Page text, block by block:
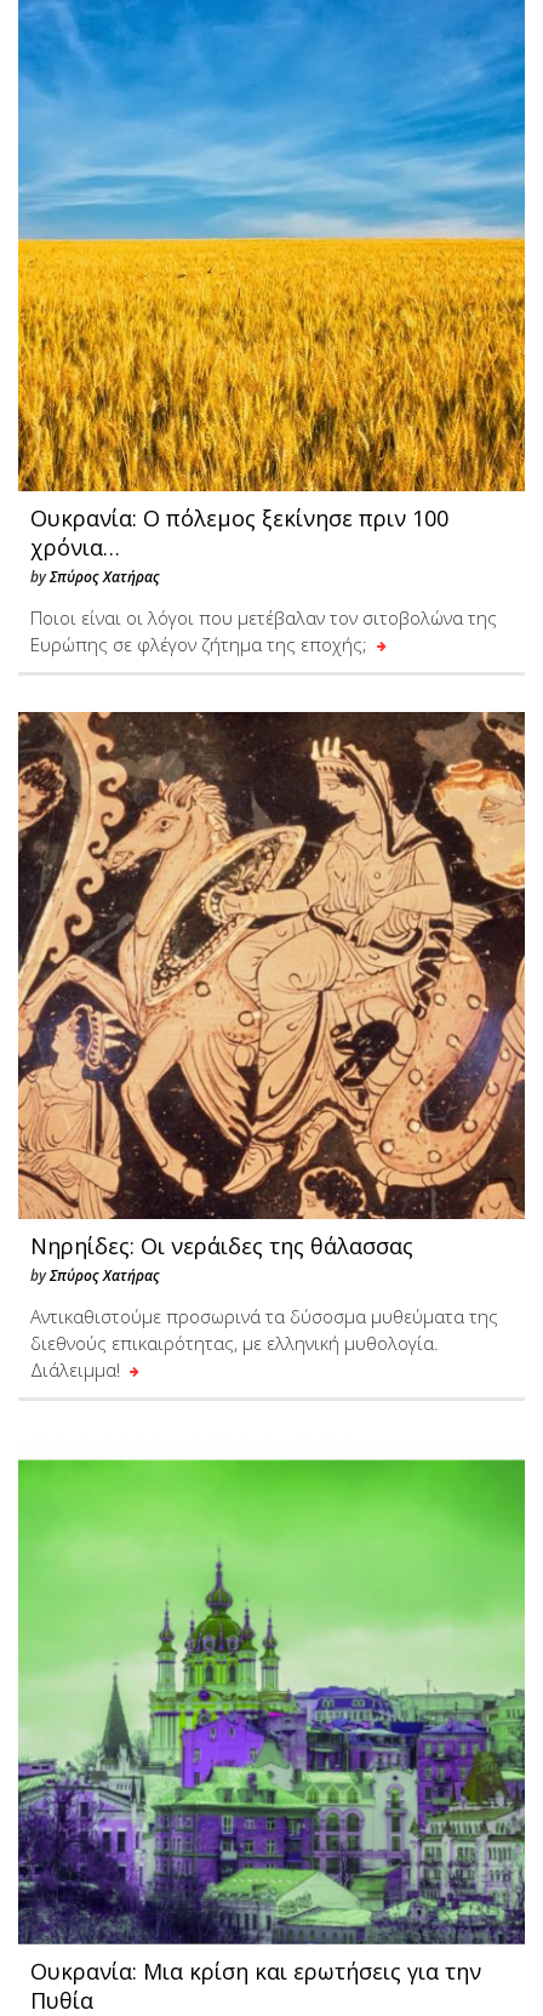
Ουκρανία: O πόλεμος ξεκίνησε πριν 100
χρόνια…
byΣπύρος Χατήρας
Ποιοι είναι οι λόγοι που μετέβαλαν τον σιτοβολώνα της
Ευρώπης σε φλέγον ζήτημα της εποχής;
Νηρηίδες: Οι νεράιδες της θάλασσας
byΣπύρος Χατήρας
Αντικαθιστούμε προσωρινά τα δύσοσμα μυθεύματα της
διεθνούς επικαιρότητας, με ελληνική μυθολογία.
Διάλειμμα!
Ουκρανία: Μια κρίση και ερωτήσεις για την
Πυθία